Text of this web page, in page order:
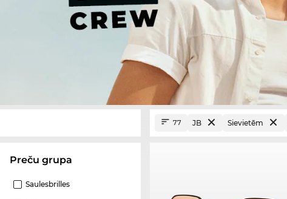
Preču grupa
Saulesbrilles
77 JB Sievietēm